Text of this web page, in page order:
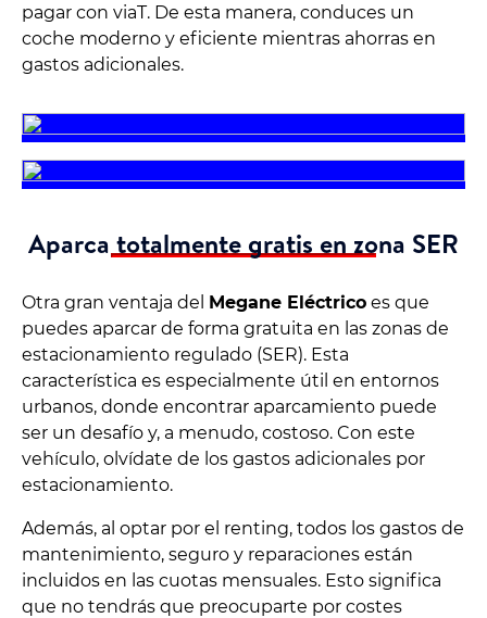
pagar con viaT. De esta manera, conduces un
coche moderno y eficiente mientras ahorras en
gastos adicionales.
Aparca totalmente gratis en zona SER
Otra gran ventaja del Megane Eléctrico es que
puedes aparcar de forma gratuita en las zonas de
estacionamiento regulado (SER). Esta
característica es especialmente útil en entornos
urbanos, donde encontrar aparcamiento puede
ser un desafío y, a menudo, costoso. Con este
vehículo, olvídate de los gastos adicionales por
estacionamiento.
Además, al optar por el renting, todos los gastos de
mantenimiento, seguro y reparaciones están
incluidos en las cuotas mensuales. Esto significa
que no tendrás que preocuparte por costes